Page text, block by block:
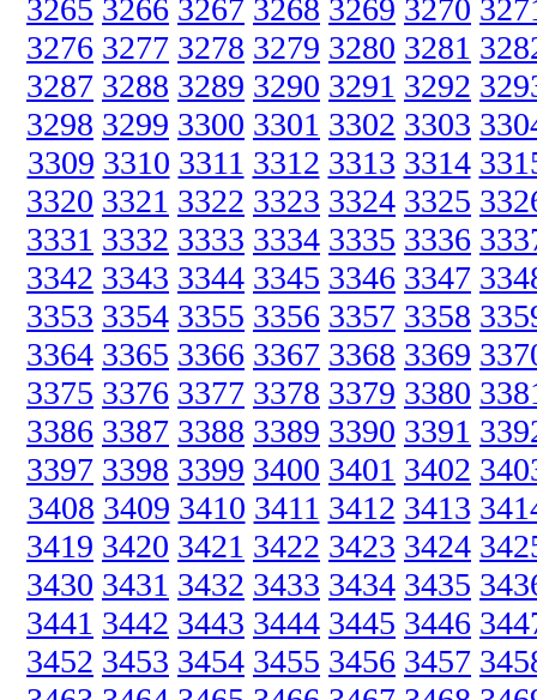
3265 3266 3267 3268 3269 3270
3276 3277 3278 3279 3280 3281
3287 3288 3289 3290 3291 3292
3298 3299 3300 3301 3302 3303
3309 3310 3311 3312 3313 3314
3320 3321 3322 3323 3324 3325
3331 3332 3333 3334 3335 3336
3342 3343 3344 3345 3346 3347
3353 3354 3355 3356 3357 3358
3364 3365 3366 3367 3368 3369
3375 3376 3377 3378 3379 3380
3386 3387 3388 3389 3390 3391
3397 3398 3399 3400 3401 3402
3408 3409 3410 3411 3412 3413
3419 3420 3421 3422 3423 3424
3430 3431 3432 3433 3434 3435
3441 3442 3443 3444 3445 3446
3452 3453 3454 3455 3456 3457